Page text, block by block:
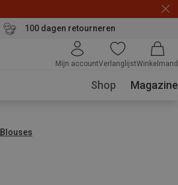
100 dagen retourneren
Mijn accountVerlanglijstWinkelmand
Shop Magazine
Blouses